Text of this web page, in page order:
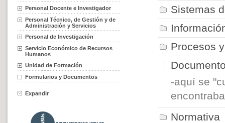
Personal Docente e Investigador
Personal Técnico, de Gestión y de
Administración y Servicios
Personal de Investigación
Servicio Económico de Recursos
Humanos
Unidad de Formación
Formularios y Documentos
Expandir
Sistemas
Procesos
-aquí se
Normativa